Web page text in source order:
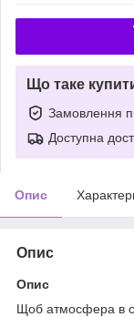
Що таке
Замовлення
Доступна
Опис
Опис
Опис
Щоб атмосфера в